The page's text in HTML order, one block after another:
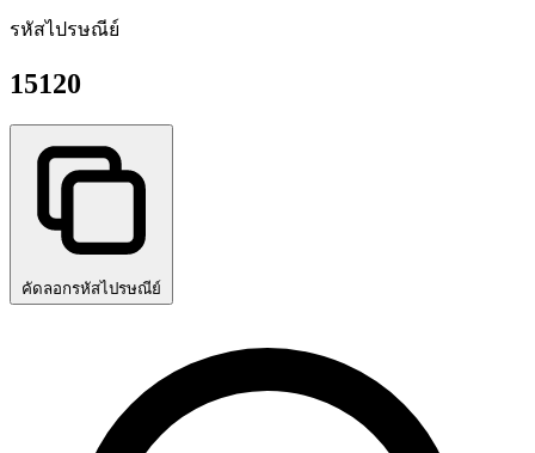
รหัสไปรษณีย์
15120
คัดลอกรหัสไปรษณีย์